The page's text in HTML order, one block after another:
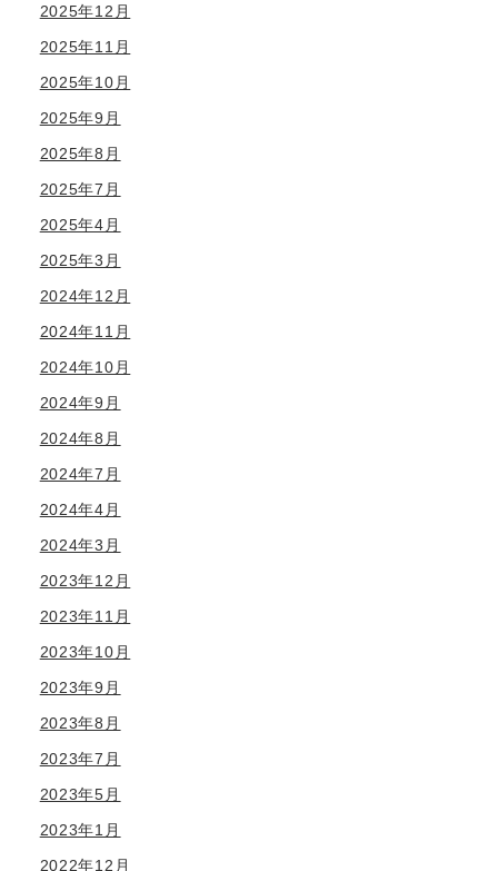
2025年12月
2025年11月
2025年10月
2025年9月
2025年8月
2025年7月
2025年4月
2025年3月
2024年12月
2024年11月
2024年10月
2024年9月
2024年8月
2024年7月
2024年4月
2024年3月
2023年12月
2023年11月
2023年10月
2023年9月
2023年8月
2023年7月
2023年5月
2023年1月
2022年12月